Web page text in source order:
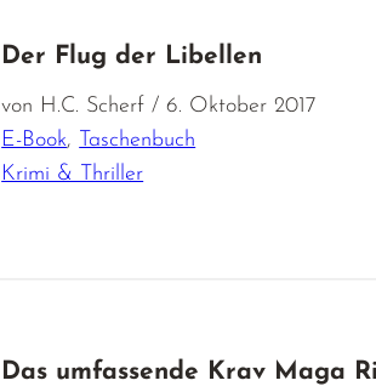
Der Flug der Libellen
von H.C. Scherf / 6. Oktober 2017
E-Book, Taschenbuch
Krimi & Thriller
Das umfassende Krav Maga